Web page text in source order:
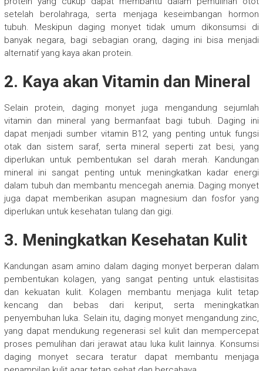
setelah berolahraga, serta menjaga keseimbangan hormon
tubuh. Meskipun daging monyet tidak umum dikonsumsi di
banyak negara, bagi sebagian orang, daging ini bisa menjadi
alternatif yang kaya akan protein.
2. Kaya akan Vitamin dan Mineral
Selain protein, daging monyet juga mengandung sejumlah
vitamin dan mineral yang bermanfaat bagi tubuh. Daging ini
dapat menjadi sumber vitamin B12, yang penting untuk fungsi
otak dan sistem saraf, serta mineral seperti zat besi, yang
diperlukan untuk pembentukan sel darah merah. Kandungan
mineral ini sangat penting untuk meningkatkan kadar energi
dalam tubuh dan membantu mencegah anemia. Daging monyet
juga dapat memberikan asupan magnesium dan fosfor yang
diperlukan untuk kesehatan tulang dan gigi.
3. Meningkatkan Kesehatan Kulit
Kandungan asam amino dalam daging monyet berperan dalam
pembentukan kolagen, yang sangat penting untuk elastisitas
dan kekuatan kulit. Kolagen membantu menjaga kulit tetap
kencang dan bebas dari keriput, serta meningkatkan
penyembuhan luka. Selain itu, daging monyet mengandung zinc,
yang dapat mendukung regenerasi sel kulit dan mempercepat
proses pemulihan dari jerawat atau luka kulit lainnya. Konsumsi
daging monyet secara teratur dapat membantu menjaga